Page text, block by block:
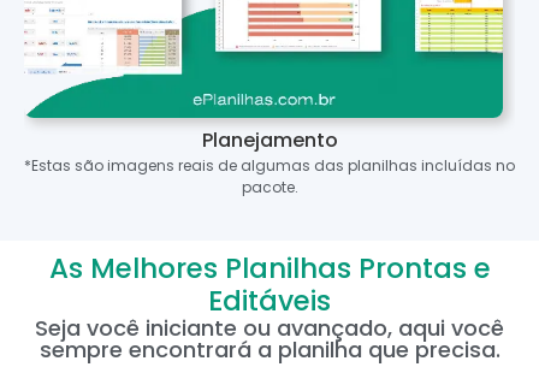
Planejamento
*Estas são imagens reais de algumas das planilhas incluídas no
pacote.
As Melhores Planilhas Prontas e
Editáveis
Seja você iniciante ou avançado, aqui você
sempre encontrará a planilha que precisa.